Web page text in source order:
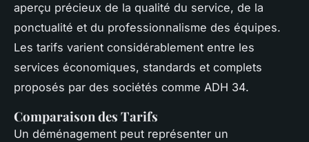
aperçu précieux de la qualité du service, de la
ponctualité et du professionnalisme des équipes.
Les tarifs varient considérablement entre les
services économiques, standards et complets
proposés par des sociétés comme ADH 34.
Comparaison des Tarifs
Un déménagement peut représenter un